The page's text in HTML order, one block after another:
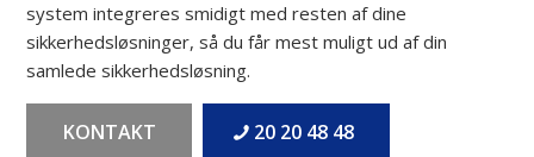
system integreres smidigt med resten af dine
sikkerhedsløsninger, så du får mest muligt ud af din
samlede sikkerhedsløsning.
KONTAKT 20 20 48 48